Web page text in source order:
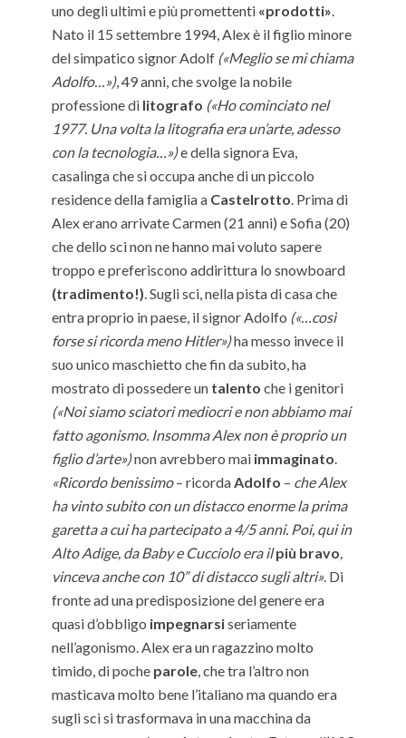
uno degli ultimi e più promettenti «prodotti».
Nato il 15 settembre 1994, Alex è il figlio minore
del simpatico signor Adolf («Meglio se mi chiama
Adolfo…»), 49 anni, che svolge la nobile
professione di litografo («Ho cominciato nel
1977. Una volta la litografia era un’arte, adesso
con la tecnologia…»)e della signora Eva,
casalinga che si occupa anche di un piccolo
residence della famiglia a Castelrotto. Prima di
Alex erano arrivate Carmen (21 anni) e Sofia (20)
che dello sci non ne hanno mai voluto sapere
troppo e preferiscono addirittura lo snowboard
(tradimento!). Sugli sci, nella pista di casa che
entra proprio in paese, il signor Adolfo («…così
forse si ricorda meno Hitler»)ha messo invece il
suo unico maschietto che fin da subito, ha
mostrato di possedere untalento che i genitori
(«Noi siamo sciatori mediocri e non abbiamo mai
fatto agonismo. Insomma Alex non è proprio un
figlio d’arte»)non avrebbero mai immaginato.
«Ricordo benissimo– ricordaAdolfo – che Alex
ha vinto subito con un distacco enorme la prima
garetta a cui ha partecipato a 4/5 anni. Poi, qui in
Alto Adige, da Baby e Cucciolo era ilpiù bravo,
vinceva anche con 10” di distacco sugli altri». Di
fronte ad una predisposizione del genere era
quasi d’obbligo impegnarsiseriamente
nell’agonismo. Alex era un ragazzino molto
timido, di poche parole, che tra l’altro non
masticava molto bene l’italiano ma quando era
sugli sci si trasformava in una macchina da